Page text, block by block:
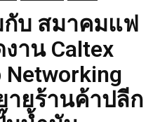
กับ สมาคมแฟ
าน Caltex
Networking
ายร้านค้าปลีก